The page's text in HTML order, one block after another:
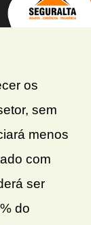
os
sem
menos
com
ser
do